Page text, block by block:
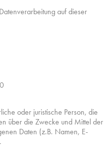
auf dieser
oder juristische Person, die
über die Zwecke und Mittel der
Daten (z.B. Namen, E-